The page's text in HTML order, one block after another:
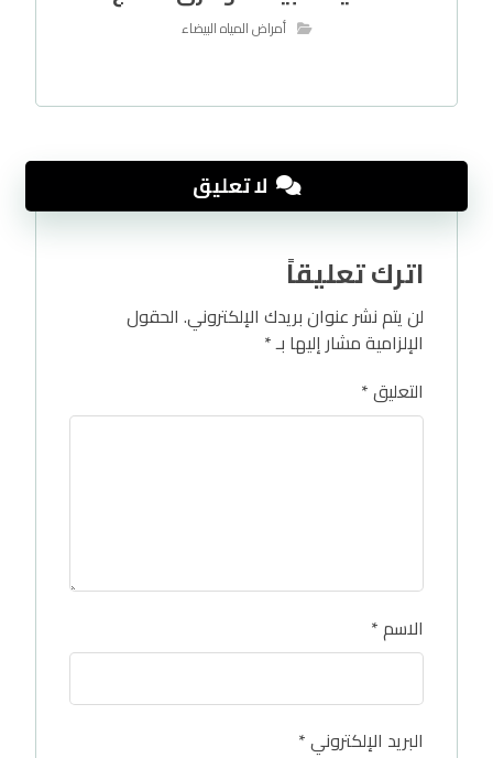
أمراض المياه البيضاء
لا تعليق
اترك تعليقاً
لن يتم نشر عنوان بريدك الإلكتروني. الحقول
الإلزامية مشار إليها بـ*
التعليق*
الاسم*
البريد الإلكتروني*